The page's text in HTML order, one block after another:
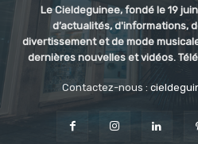
Le Cieldeguinee, fondé le 19
d’actualités, d'informations,
divertissement et de mode
dernières nouvelles et vidéos.
Contactez-nous :